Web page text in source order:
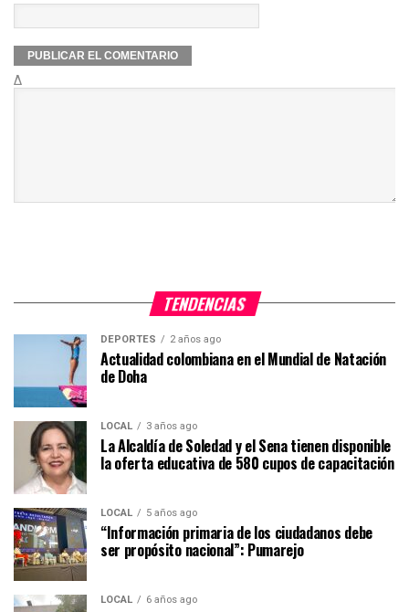
Δ
TENDENCIAS
DEPORTES 2 años ago
Actualidad colombiana en el Mundial de Natación
de Doha
LOCAL 3 años ago
La Alcaldía de Soledad y el Sena tienen disponible
la oferta educativa de 580 cupos de capacitación
LOCAL 5 años ago
“Información primaria de los ciudadanos debe
ser propósito nacional”: Pumarejo
LOCAL 6 años ago